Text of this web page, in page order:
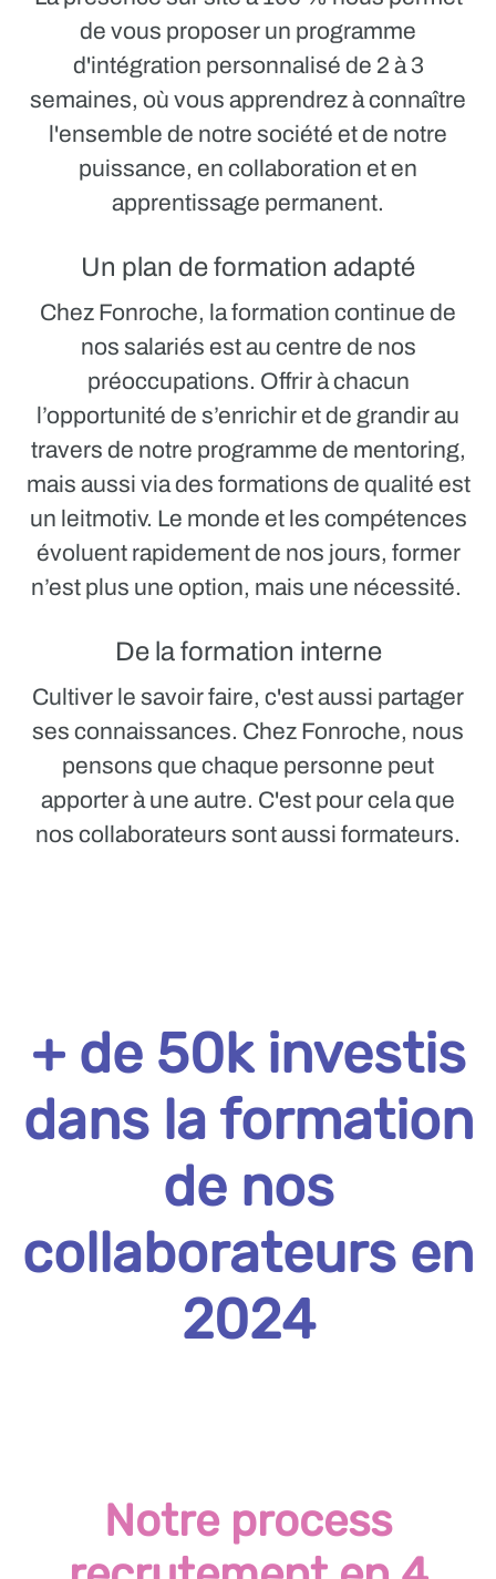
de vous proposer un programme
d'intégration personnalisé de 2 à 3
semaines, où vous apprendrez à connaître
l'ensemble de notre société et de notre
puissance, en collaboration et en
apprentissage permanent.
Un plan de formation adapté
Chez Fonroche, la formation continue de
nos salariés est au centre de nos
préoccupations. Offrir à chacun
l’opportunité de s’enrichir et de grandir au
travers de notre programme de mentoring,
mais aussi via des formations de qualité est
un leitmotiv. Le monde et les compétences
évoluent rapidement de nos jours, former
n’est plus une option, mais une nécessité.
De la formation interne
Cultiver le savoir faire, c'est aussi partager
ses connaissances. Chez Fonroche, nous
pensons que chaque personne peut
apporter à une autre. C'est pour cela que
nos collaborateurs sont aussi formateurs.
+ de 50k investis
dans la formation
de nos
collaborateurs en
2024
Notre process